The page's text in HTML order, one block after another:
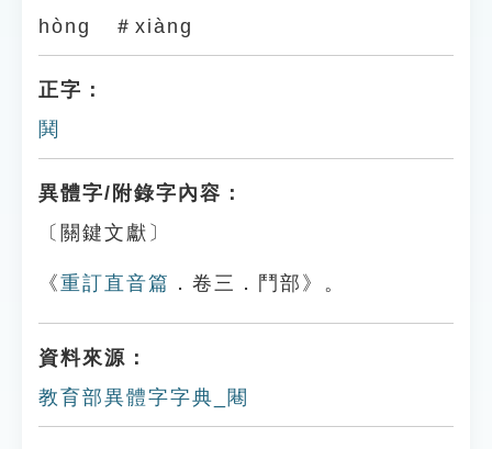
hòng ＃xiàng
正字：
鬨
異體字/附錄字內容：
〔關鍵文獻〕
《重訂直音篇 ．卷三．鬥部》。
資料來源：
教育部異體字字典_闀